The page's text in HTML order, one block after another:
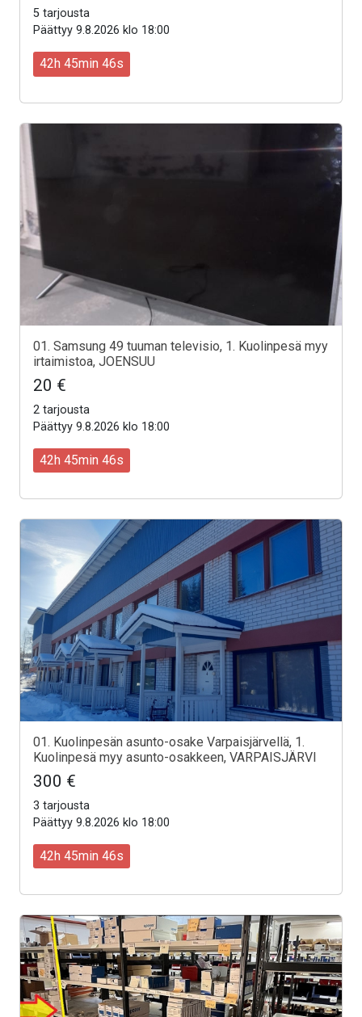
5 tarjousta
Päättyy 9.8.2026 klo 18:00
42h 45min 44s
01. Samsung 49 tuuman televisio, 1. Kuolinpesä myy
irtaimistoa, JOENSUU
20 €
2 tarjousta
Päättyy 9.8.2026 klo 18:00
42h 45min 44s
01. Kuolinpesän asunto-osake Varpaisjärvellä, 1.
Kuolinpesä myy asunto-osakkeen, VARPAISJÄRVI
300 €
3 tarjousta
Päättyy 9.8.2026 klo 18:00
42h 45min 44s